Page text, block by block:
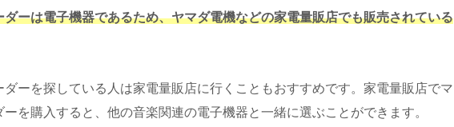
ーは電子機器であるため、ヤマダ電機などの家電量販店でも販売されている
ダーを探している人は家電量販店に行くこともおすすめです。家電量販店でマ
を購入すると、他の音楽関連の電子機器と一緒に選ぶことができます。